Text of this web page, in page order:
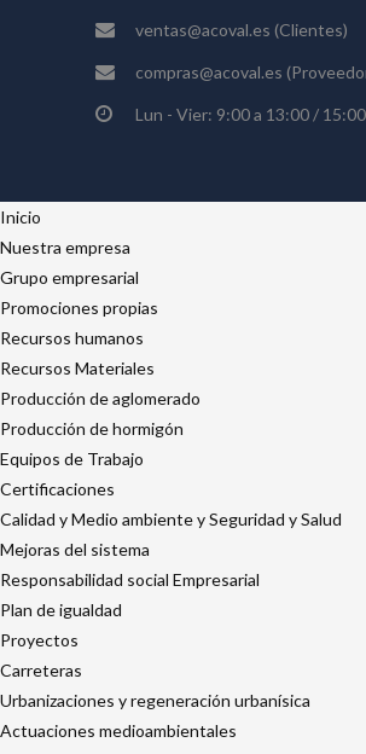
ventas@acoval.es (Clientes)
compras@acoval.es
Lun - Vier: 9:00 a 13:00 /
Inicio
Nuestra empresa
Grupo empresarial
Promociones propias
Recursos humanos
Recursos Materiales
Producción de aglomerado
Producción de hormigón
Equipos de Trabajo
Certificaciones
Calidad y Medio ambiente y Seguridad y Salud
Mejoras del sistema
Responsabilidad social Empresarial
Plan de igualdad
Proyectos
Carreteras
Urbanizaciones y regeneración urbanísica
Actuaciones medioambientales